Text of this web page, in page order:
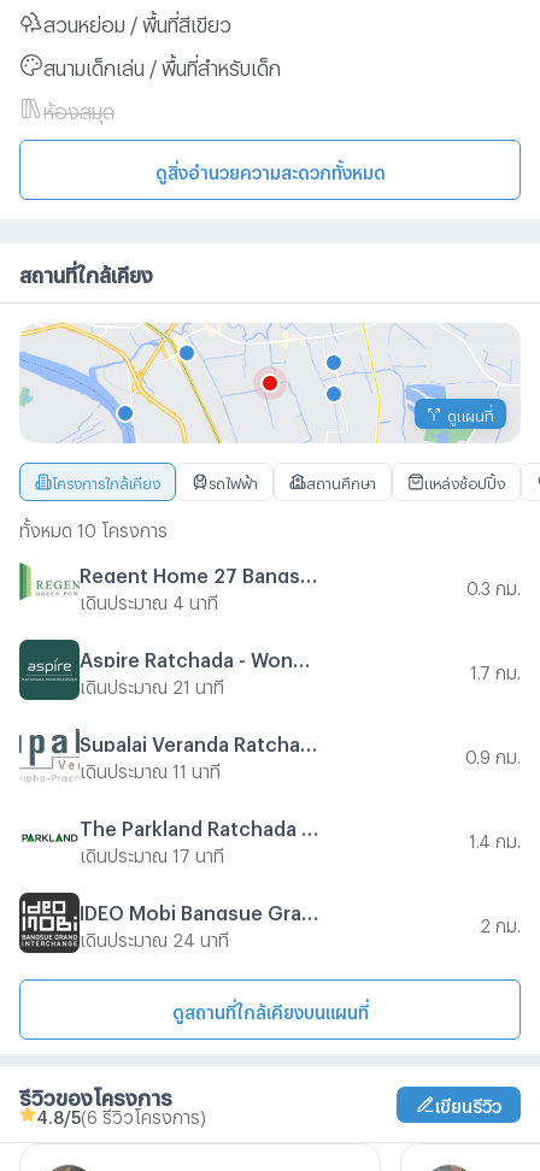
สวนหย่อม / พื้นที่สีเขียว
สนามเด็กเล่น / พื้นที่สำหรับเด็ก
ห้องสมุด
ดูสิ่งอำนวยความสะดวกทั้งหมด
สถานที่ใกล้เคียง
ดูแผนที่
โครงการใกล้เคียง รถไฟฟ้า สถานศึกษา แหล่งช้อปปิ้ง
ทั้งหมด 10 โครงการ
เดินประมาณ 4 นาที
0.3 กม.
เดินประมาณ 21 นาที
1.7 กม.
เดินประมาณ 11 นาที
0.9 กม.
เดินประมาณ 17 นาที
1.4 กม.
เดินประมาณ 24 นาที
2 กม.
ดูสถานที่ใกล้เคียงบนแผนที่
รีวิวของโครงการ
4.8 /5(6 รีวิวโครงการ)
เขียนรีวิว